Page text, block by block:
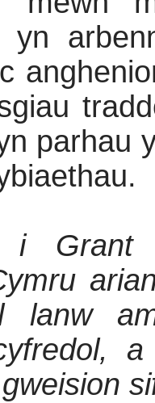
yn
parhau
i Grant
lanw